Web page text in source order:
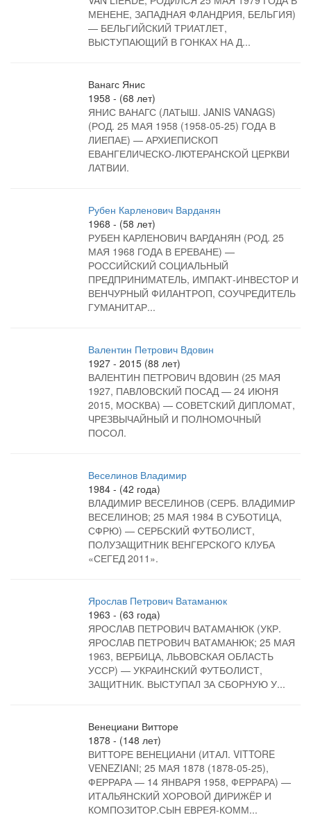
МЕНЕНЕ, ЗАПАДНАЯ ФЛАНДРИЯ, БЕЛЬГИЯ)
— БЕЛЬГИЙСКИЙ ТРИАТЛЕТ,
ВЫСТУПАЮЩИЙ В ГОНКАХ НА Д...
Ванагс Янис
1958 - (68 лет)
ЯНИС ВАНАГС (ЛАТЫШ. JANIS VANAGS)
(РОД. 25 МАЯ 1958 (1958-05-25) ГОДА В
ЛИЕПАЕ) — АРХИЕПИСКОП
ЕВАНГЕЛИЧЕСКО-ЛЮТЕРАНСКОЙ ЦЕРКВИ
ЛАТВИИ.
Рубен Карленович Варданян
1968 - (58 лет)
РУБЕН КАРЛЕНОВИЧ ВАРДАНЯН (РОД. 25
МАЯ 1968 ГОДА В ЕРЕВАНЕ) —
РОССИЙСКИЙ СОЦИАЛЬНЫЙ
ПРЕДПРИНИМАТЕЛЬ, ИМПАКТ-ИНВЕСТОР И
ВЕНЧУРНЫЙ ФИЛАНТРОП, СОУЧРЕДИТЕЛЬ
ГУМАНИТАР...
Валентин Петрович Вдовин
1927 - 2015 (88 лет)
ВАЛЕНТИН ПЕТРОВИЧ ВДОВИН (25 МАЯ
1927, ПАВЛОВСКИЙ ПОСАД — 24 ИЮНЯ
2015, МОСКВА) — СОВЕТСКИЙ ДИПЛОМАТ,
ЧРЕЗВЫЧАЙНЫЙ И ПОЛНОМОЧНЫЙ
ПОСОЛ.
Веселинов Владимир
1984 - (42 года)
ВЛАДИМИР ВЕСЕЛИНОВ (СЕРБ. ВЛАДИМИР
ВЕСЕЛИНОВ; 25 МАЯ 1984 В СУБОТИЦА,
СФРЮ) — СЕРБСКИЙ ФУТБОЛИСТ,
ПОЛУЗАЩИТНИК ВЕНГЕРСКОГО КЛУБА
«СЕГЕД 2011».
Ярослав Петрович Ватаманюк
1963 - (63 года)
ЯРОСЛАВ ПЕТРОВИЧ ВАТАМАНЮК (УКР.
ЯРОСЛАВ ПЕТРОВИЧ ВАТАМАНЮК; 25 МАЯ
1963, ВЕРБИЦА, ЛЬВОВСКАЯ ОБЛАСТЬ
УССР) — УКРАИНСКИЙ ФУТБОЛИСТ,
ЗАЩИТНИК. ВЫСТУПАЛ ЗА СБОРНУЮ У...
Венециани Витторе
1878 - (148 лет)
ВИТТОРЕ ВЕНЕЦИАНИ (ИТАЛ. VITTORE
VENEZIANI; 25 МАЯ 1878 (1878-05-25),
ФЕРРАРА — 14 ЯНВАРЯ 1958, ФЕРРАРА) —
ИТАЛЬЯНСКИЙ ХОРОВОЙ ДИРИЖЁР И
КОМПОЗИТОР.СЫН ЕВРЕЯ-КОММ...